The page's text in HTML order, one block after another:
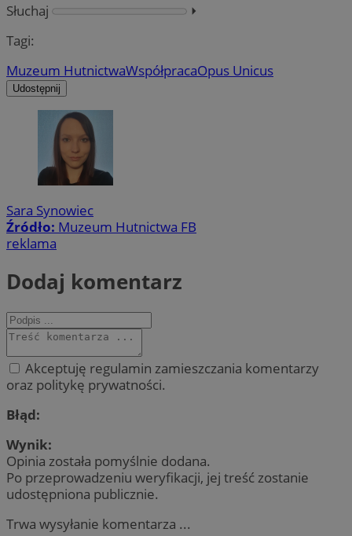
Słuchaj
⏵︎
Tagi:
Muzeum HutnictwaWspółpracaOpus Unicus
Udostępnij
Sara Synowiec
Źródło: Muzeum Hutnictwa FB
reklama
Dodaj komentarz
Akceptuję regulamin zamieszczania komentarzy
oraz politykę prywatności.
Błąd:
Wynik:
Opinia została pomyślnie dodana.
Po przeprowadzeniu weryfikacji, jej treść zostanie
udostępniona publicznie.
Trwa wysyłanie komentarza ...